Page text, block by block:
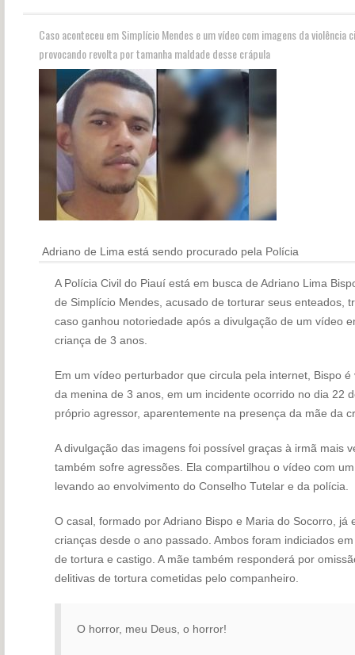
Caso aconteceu em Simplício Mendes e um vídeo com imagens da
provocando revolta por tamanha maldade desse crápula
Adriano de Lima está sendo procurado pela Polícia
A Polícia Civil do Piauí está em busca de Adriano Lima
de Simplício Mendes, acusado de torturar seus enteados,
caso ganhou notoriedade após a divulgação de um vídeo
criança de 3 anos.
Em um vídeo perturbador que circula pela internet, Bispo
da menina de 3 anos, em um incidente ocorrido no dia 22
próprio agressor, aparentemente na presença da mãe da
A divulgação das imagens foi possível graças à irmã mais
também sofre agressões. Ela compartilhou o vídeo com
levando ao envolvimento do Conselho Tutelar e da polícia.
O casal, formado por Adriano Bispo e Maria do Socorro, já
crianças desde o ano passado. Ambos foram indiciados
de tortura e castigo. A mãe também responderá por
delitivas de tortura cometidas pelo companheiro.
O horror, meu Deus, o horror!